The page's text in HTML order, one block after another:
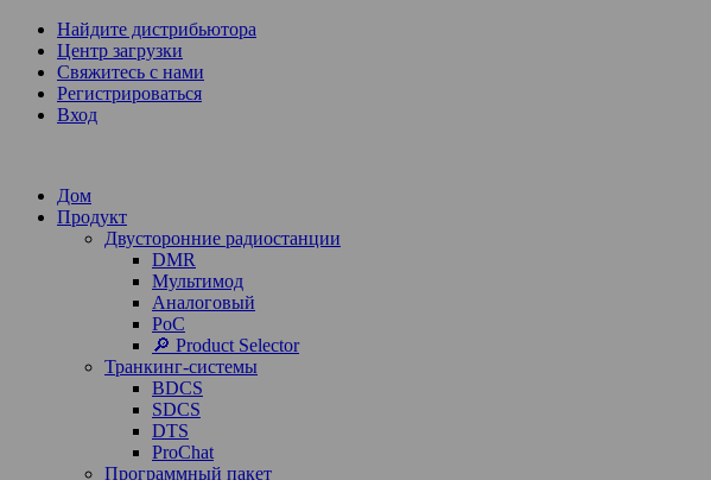
Найдите дистрибьютора
Центр загрузки
Свяжитесь с нами
Регистрироваться
Вход
Дом
Продукт
Двусторонние радиостанции
DMR
Мультимод
Аналоговый
PoC
🔎 Product Selector
Транкинг-системы
BDCS
SDCS
DTS
ProChat
Программный пакет